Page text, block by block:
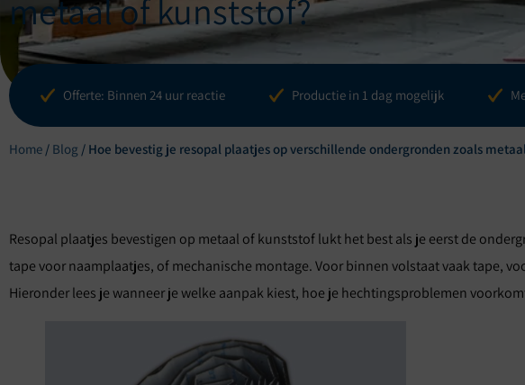
Blogs Referenties
metaal of kunststof?
Offerte: Binnen 24 uur reactie Productie in 1 dag mogelijk
Home / Blog / Hoe bevestig je resopal plaatjes op verschillende ondergronden zoals
Resopal plaatjes bevestigen op metaal of kunststof lukt het best als je eerst de
tape voor naamplaatjes, of mechanische montage. Voor binnen volstaat vaak tape,
Hieronder lees je wanneer je welke aanpak kiest, hoe je hechtingsproblemen